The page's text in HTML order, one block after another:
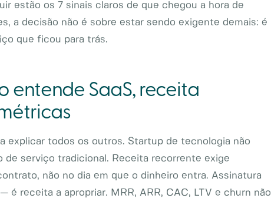
estão os 7 sinais claros de que chegou a hora de
a decisão não é sobre estar sendo exigente demais: é
que ficou para trás.
entende SaaS, receita
explicar todos os outros. Startup de tecnologia não
serviço tradicional. Receita recorrente exige
não no dia em que o dinheiro entra. Assinatura
é receita a apropriar. MRR, ARR, CAC, LTV e churn não